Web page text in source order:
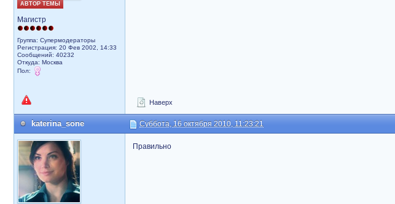
АВТОР ТЕМЫ
Магистр
Группа: Супермодераторы
Регистрация: 20 Фев 2002, 14:33
Сообщений: 40232
Откуда: Москва
Пол:
Наверх
katerina_sone Суббота, 16 октября 2010, 11:23:21
Правильно